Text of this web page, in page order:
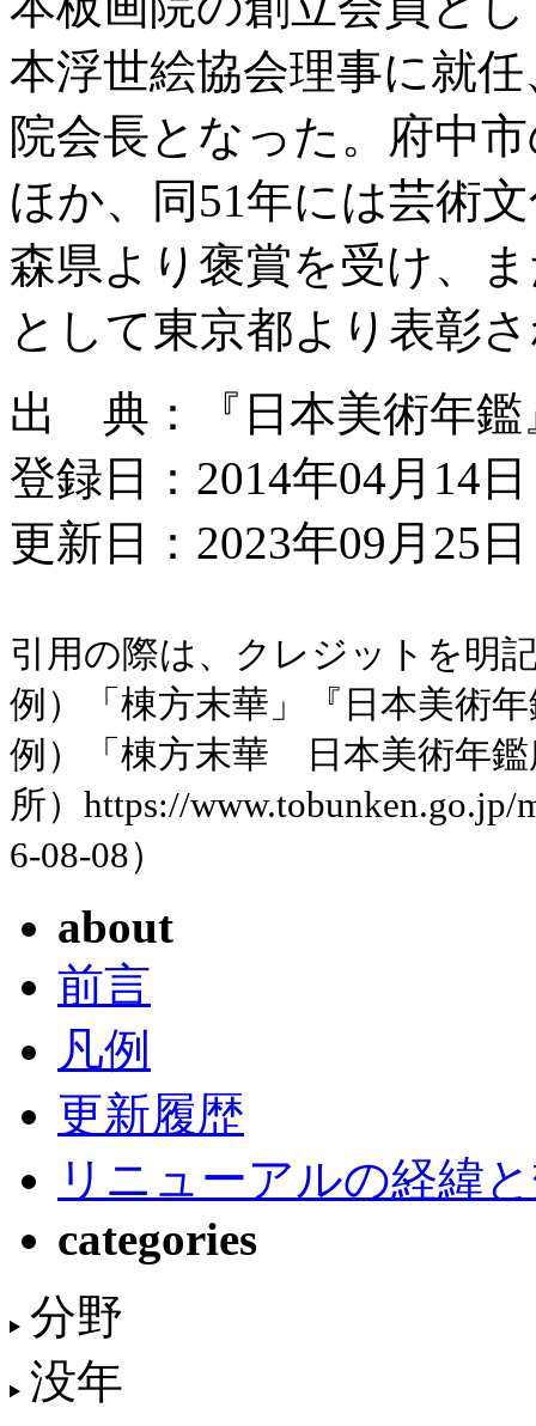
本浮世絵協会理事に就
院会長となった。府中
ほか、同51年には芸術
森県より褒賞を受け、
として東京都より表彰
出 典：『日本美術年鑑
登録日：2014年04月14日
更新日：2023年09月25
引用の際は、クレジットを明
例）「棟方末華」『日本美術
例）「棟方末華 日本美術年鑑
所）https://
6-08-08）
about
前言
凡例
更新履歴
リニューアルの経緯
categories
分野
没年